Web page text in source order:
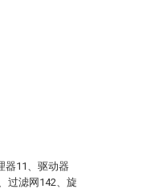
器11、驱动器
过滤网142、旋